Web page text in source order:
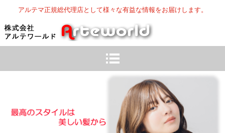
アルテマ正規総代理店として様々な有益な情報をお届けします。